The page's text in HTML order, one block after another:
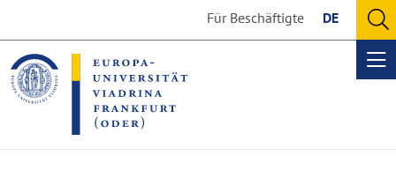
the
content
section
the
footer
section
Für Beschäftigte DE